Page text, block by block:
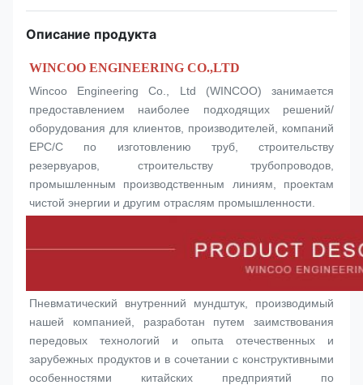
Описание продукта
WINCOO ENGINEERING CO.,LTD
Wincoo Engineering Co., Ltd (WINCOO) занимается
предоставлением наиболее подходящих решений/
оборудования для клиентов, производителей, компаний
EPC/C по изготовлению труб, строительству
резервуаров, строительству трубопроводов,
промышленным производственным линиям, проектам
чистой энергии и другим отраслям промышленности.
Пневматический внутренний мундштук, производимый
нашей компанией, разработан путем заимствования
передовых технологий и опыта отечественных и
зарубежных продуктов и в сочетании с конструктивными
особенностями китайских предприятий по